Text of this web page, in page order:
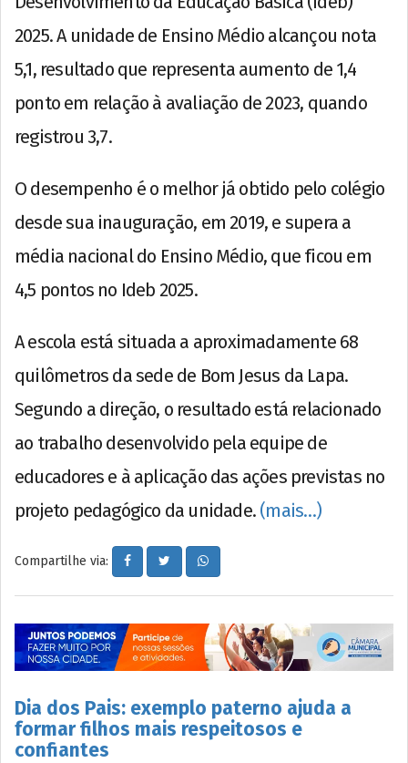
2025. A unidade de Ensino Médio alcançou nota
5,1, resultado que representa aumento de 1,4
ponto em relação à avaliação de 2023, quando
registrou 3,7.
O desempenho é o melhor já obtido pelo colégio
desde sua inauguração, em 2019, e supera a
média nacional do Ensino Médio, que ficou em
4,5 pontos no Ideb 2025.
A escola está situada a aproximadamente 68
quilômetros da sede de Bom Jesus da Lapa.
Segundo a direção, o resultado está relacionado
ao trabalho desenvolvido pela equipe de
educadores e à aplicação das ações previstas no
projeto pedagógico da unidade. (mais…)
Compartilhe via:
Dia dos Pais: exemplo paterno ajuda a
formar filhos mais respeitosos e
confiantes